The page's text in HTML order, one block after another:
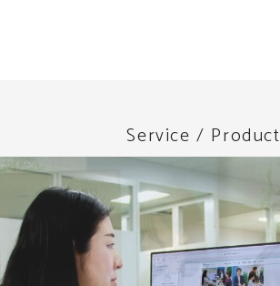
Service / Product